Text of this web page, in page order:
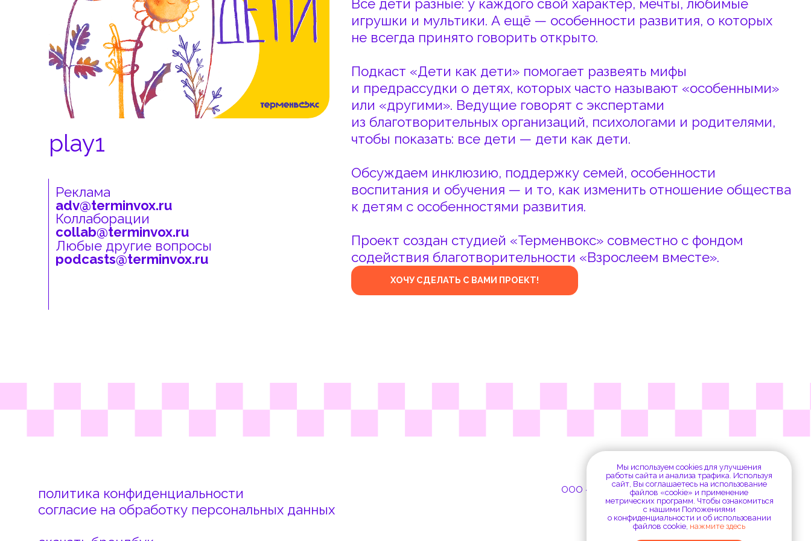
Мы используем cookies для улучшения
работы сайта и анализа трафика. Используя
сайт, Вы соглашаетесь на использование
файлов «cookie» и применение
метрических программ. Чтобы ознакомиться
с нашими Положениями
о конфиденциальности и об использовании
файлов cookie, нажмите здесь
Реклама
adv@terminvox.ru
Любые другие вопросы
podcasts@terminvox.ru
play1
не всегда принято говорить открыто.
Подкаст «Дети как дети» помогает развеять мифы
и предрассудки о детях, которых часто называют «особенными»
или «другими». Ведущие говорят с экспертами
из благотворительных организаций, психологами и родителями,
чтобы показать: все дети — дети как дети.
Обсуждаем инклюзию, поддержку семей, особенности
воспитания и обучения — и то, как изменить отношение общества
Проект создан студией «Терменвокс» совместно с фондом
содействия благотворительности «Взрослеем вместе».
Реклама
adv@terminvox.ru
Коллаборации
Любые другие вопросы
podcasts@terminvox.ru
ООО «СТУДИЯ САУНДСТРИМ», ИНН 7707444483,
политика конфиденциальности